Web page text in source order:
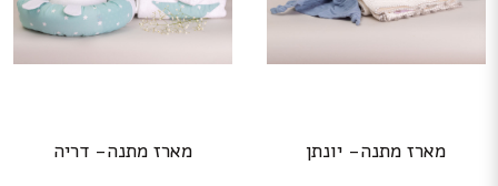
מארז מתנה- יונתן מארז מתנה- דריה